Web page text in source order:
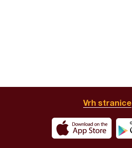
Vrh stranice